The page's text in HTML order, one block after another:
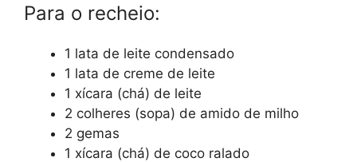
Para o recheio:
1 lata de leite condensado
1 lata de creme de leite
1 xícara (chá) de leite
2 colheres (sopa) de amido de milho
2 gemas
1 xícara (chá) de coco ralado